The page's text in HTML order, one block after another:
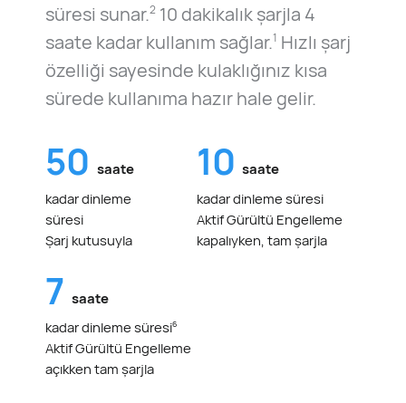
süresi sunar.210 dakikalık şarjla 4
saate kadar kullanım sağlar.1 Hızlı şarj
özelliği sayesinde kulaklığınız kısa
sürede kullanıma hazır hale gelir.
kadar dinleme
süresi
Şarj kutusuyla
50 saate
kadar dinleme süresi
Aktif Gürültü Engelleme
kapalıyken, tam şarjla
10 saate
kadar dinleme süresi6
Aktif Gürültü Engelleme
açıkken tam şarjla
7 saate